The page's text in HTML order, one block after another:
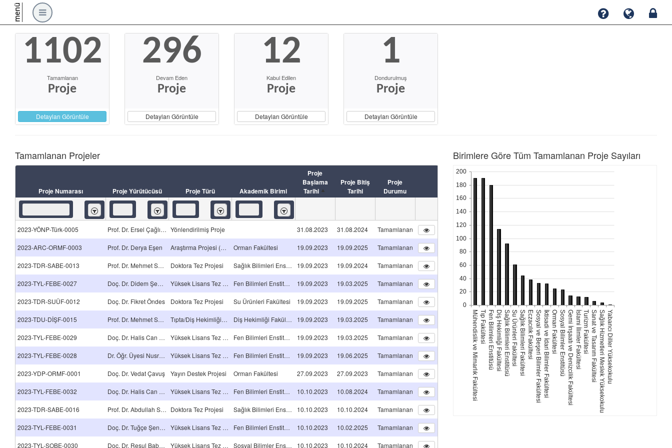
menü
1102
Tamamlanan
Proje
Detayları Görüntüle
296
Devam Eden
Proje
Detayları Görüntüle
12
Kabul Edilen
Proje
Detayları Görüntüle
1
Dondurulmuş
Proje
Detayları Görüntüle
Tamamlanan Projeler
Proje Numarası Proje Yürütücüsü Proje Türü Akademik Birimi
Proje
Başlama
Tarihi
Proje Bitiş
Tarihi
Proje
Durumu
İçeren İçeren İçeren İçeren
2023-YÖNP-Türk-0005 Prof. Dr. Ersel Çağlıtütüncigil Yönlendirilmiş Proje 31.08.2023 31.08.2024 Tamamlanan
2023-ARC-ORMF-0003 Prof. Dr. Derya Eşen Araştırma Projesi (TÜBİTAK-C) Orman Fakültesi 19.09.2023 19.09.2025 Tamamlanan
2023-TDR-SABE-0013 Prof. Dr. Mehmet Sağlam Doktora Tez Projesi Sağlık Bilimleri Enstitüsü 19.09.2023 19.09.2024 Tamamlanan
2023-TYL-FEBE-0027 Doç. Dr. Didem Şen Karaman Yüksek Lisans Tez Projesi Fen Bilimleri Enstitüsü 19.09.2023 19.03.2025 Tamamlanan
2023-TDR-SUÜF-0012 Doç. Dr. Fikret Öndes Doktora Tez Projesi Su Ürünleri Fakültesi 19.09.2023 19.09.2025 Tamamlanan
2023-TDU-DİŞF-0015 Prof. Dr. Mehmet Sağlam Tıpta/Diş Hekimliğinde Uzmanlık Tez Projesi Diş Hekimliği Fakültesi 19.09.2023 19.03.2025 Tamamlanan
2023-TYL-FEBE-0029 Doç. Dr. Halis Can Koyuncuoğlu Yüksek Lisans Tez Projesi Fen Bilimleri Enstitüsü 19.09.2023 19.03.2025 Tamamlanan
2023-TYL-FEBE-0028 Dr. Öğr. Üyesi Nusret Kaya Yüksek Lisans Tez Projesi Fen Bilimleri Enstitüsü 19.09.2023 19.06.2025 Tamamlanan
2023-YDP-ORMF-0001 Doç. Dr. Vedat Çavuş Yayın Destek Projesi Orman Fakültesi 27.09.2023 27.09.2023 Tamamlanan
2023-TYL-FEBE-0032 Doç. Dr. Halis Can Koyuncuoğlu Yüksek Lisans Tez Projesi Fen Bilimleri Enstitüsü 10.10.2023 10.08.2024 Tamamlanan
2023-TDR-SABE-0016 Prof. Dr. Abdullah Seçkin Ertuğrul Doktora Tez Projesi Sağlık Bilimleri Enstitüsü 10.10.2023 10.10.2024 Tamamlanan
2023-TYL-FEBE-0031 Doç. Dr. Tuğçe Şensurat Genç Yüksek Lisans Tez Projesi Fen Bilimleri Enstitüsü 10.10.2023 10.02.2025 Tamamlanan
2023-TYL-SOBE-0030 Doç. Dr. Resul Babaoğlu Yüksek Lisans Tez Projesi Sosyal Bilimler Enstitüsü 10.10.2023 10.10.2024 Tamamlanan
Birimlere Göre Tüm Tamamlanan Proje Sayıları
Mühendislik ve Mimarlık FakültesiTıp FakültesiFen Bilimleri EnstitüsüDiş Hekimliği FakültesiSağlık Bilimleri EnstitüsüSu Ürünleri FakültesiSağlık Bilimleri FakültesiEczacılık FakültesiSosyal ve Beşeri Bilimler Fakültesiİktisadi ve İdari Bilimler FakültesiOrman FakültesiSosyal Bilimler EnstitüsüGemi İnşaatı ve Denizcilik Fakültesiİslami İlimler FakültesiTurizm FakültesiSanat ve Tasarım FakültesiSağlık Hizmetleri Meslek YüksekokuluYabancı Diller Yüksekokulu
0
20
40
60
80
100
120
140
160
180
200